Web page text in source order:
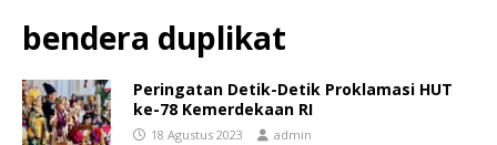
bendera duplikat
Peringatan Detik-Detik Proklamasi HUT
ke-78 Kemerdekaan RI
18 Agustus 2023 admin